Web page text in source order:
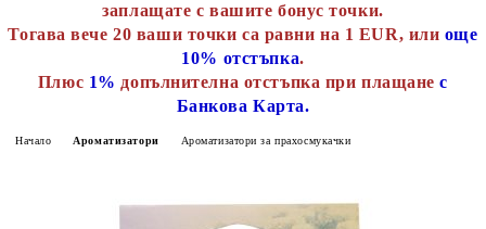
заплащате с вашите бонус точки.
Тогава вече 20 ваши точки са равни на 1 EUR, или още
10% отстъпка.
Плюс 1% допълнителна отстъпка при плащанес
Банкова Карта.
Начало Ароматизатори Ароматизатори за прахосмукачки